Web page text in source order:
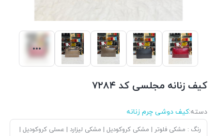
کیف زنانه مجلسی کد ۷۲۸۴
دسته:کیف دوشی چرم زنانه
رنگ : مشکی فلوتر | مشکی کروکودیل | مشکی لیزارد | عسلی کروکودیل |